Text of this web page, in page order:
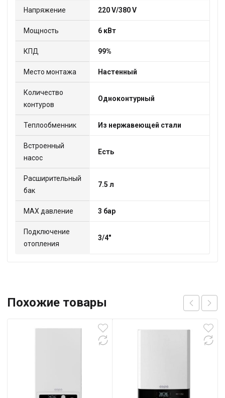
Напряжение 220 V/380 V
Мощность 6 кВт
КПД 99%
Место монтажа Настенный
Количество
контуров
Одноконтурный
Теплообменник Из нержавеющей стали
Встроенный
насос
Есть
Расширительный
бак
7.5 л
МАХ давление 3 бар
Подключение
отопления
3/4"
Похожие товары